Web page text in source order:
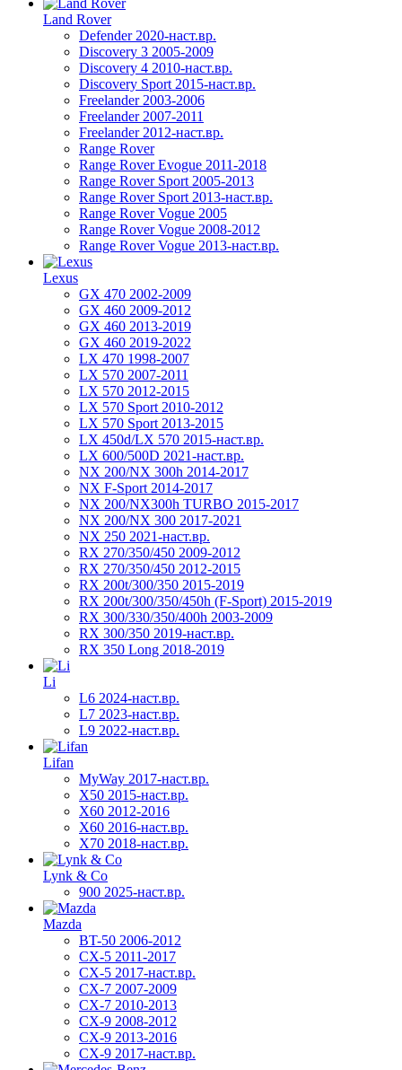
Land Rover
Defender 2020-наст.вр.
Discovery 3 2005-2009
Discovery 4 2010-наст.вр.
Discovery Sport 2015-наст.вр.
Freelander 2003-2006
Freelander 2007-2011
Freelander 2012-наст.вр.
Range Rover
Range Rover Evogue 2011-2018
Range Rover Sport 2005-2013
Range Rover Sport 2013-наст.вр.
Range Rover Vogue 2005
Range Rover Vogue 2008-2012
Range Rover Vogue 2013-наст.вр.
Lexus
GX 470 2002-2009
GX 460 2009-2012
GX 460 2013-2019
GX 460 2019-2022
LX 470 1998-2007
LX 570 2007-2011
LX 570 2012-2015
LX 570 Sport 2010-2012
LX 570 Sport 2013-2015
LX 450d/LX 570 2015-наст.вр.
LX 600/500D 2021-наст.вр.
NX 200/NX 300h 2014-2017
NX F-Sport 2014-2017
NX 200/NX300h TURBO 2015-2017
NX 200/NX 300 2017-2021
NX 250 2021-наст.вр.
RX 270/350/450 2009-2012
RX 270/350/450 2012-2015
RX 200t/300/350 2015-2019
RX 200t/300/350/450h (F-Sport) 2015-2019
RX 300/330/350/400h 2003-2009
RX 300/350 2019-наст.вр.
RX 350 Long 2018-2019
Li
L6 2024-наст.вр.
L7 2023-наст.вр.
L9 2022-наст.вр.
Lifan
MyWay 2017-наст.вр.
X50 2015-наст.вр.
X60 2012-2016
X60 2016-наст.вр.
X70 2018-наст.вр.
Lynk & Co
900 2025-наст.вр.
Mazda
BT-50 2006-2012
CX-5 2011-2017
CX-5 2017-наст.вр.
CX-7 2007-2009
CX-7 2010-2013
CX-9 2008-2012
CX-9 2013-2016
CX-9 2017-наст.вр.